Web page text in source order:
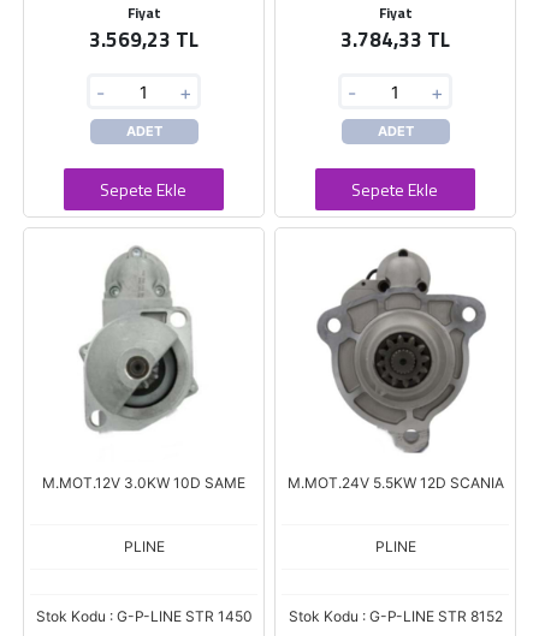
Fiyat
3.569,23 TL
- +
ADET
Sepete Ekle
Fiyat
3.784,33 TL
- +
ADET
Sepete Ekle
M.MOT.12V 3.0KW 10D SAME
PLINE
Stok Kodu : G-P-LINE STR 1450
M.MOT.24V 5.5KW 12D SCANIA
PLINE
Stok Kodu : G-P-LINE STR 8152